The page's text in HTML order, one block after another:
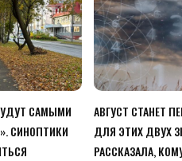
САМЫМИ
СИНОПТИКИ
АВГУСТ СТАНЕТ
ДЛЯ ЭТИХ ДВУХ
РАССКАЗАЛА,